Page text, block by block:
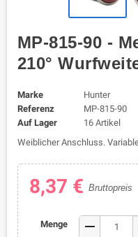
MP-815-90 -
210°
Marke
Hunter
Referenz
MP-815-90
Auf Lager
16 Artikel
Weiblicher Anschluss.
8,37 € Bruttopreis
Menge remove